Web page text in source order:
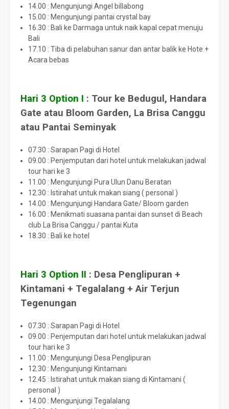
14.00 : Mengunjungi Angel billabong
15.00 : Mengunjungi pantai crystal bay
16.30 : Bali ke Darmaga untuk naik kapal cepat menuju
Bali
17.10 : Tiba di pelabuhan sanur dan antar balik ke Hote +
Acara bebas
Hari 3 Option I : Tour ke Bedugul, Handara
Gate atau Bloom Garden, La Brisa Canggu
atau Pantai Seminyak
07.30 : Sarapan Pagi di Hotel
09.00 : Penjemputan dari hotel untuk melakukan jadwal
tour hari ke 3
11.00 : Mengunjungi Pura Ulun Danu Beratan
12.30 : Istirahat untuk makan siang ( personal )
14.00 : Mengunjungi Handara Gate/ Bloom garden
16.00 : Menikmati suasana pantai dan sunset di Beach
club La Brisa Canggu / pantai Kuta
18.30 : Bali ke hotel
Hari 3 Option II : Desa Penglipuran +
Kintamani + Tegalalang + Air Terjun
Tegenungan
07.30 : Sarapan Pagi di Hotel
09.00 : Penjemputan dari hotel untuk melakukan jadwal
tour hari ke 3
11.00 : Mengunjungi Desa Penglipuran
12.30 : Mengunjungi Kintamani
12.45 : Istirahat untuk makan siang di Kintamani (
personal )
14.00 : Mengunjungi Tegalalang